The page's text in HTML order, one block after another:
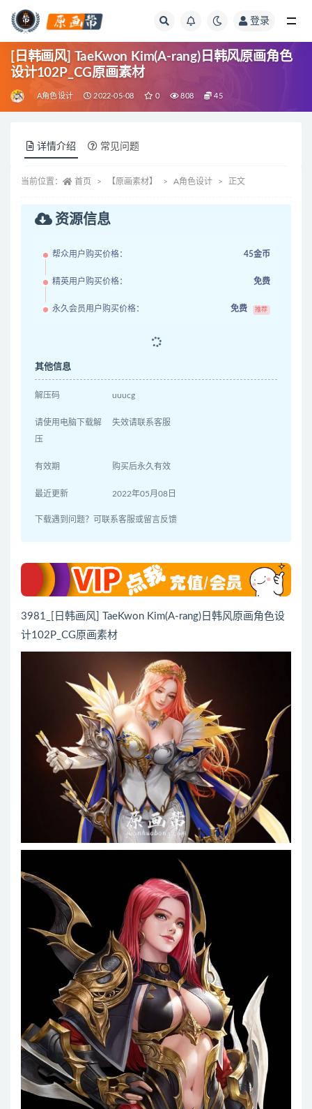
登录
[日韩画风] TaeKwon Kim(A-rang)日韩风原画角色
设计102P_CG原画素材
A角色设计 2022-05-08 0 808 45
详情介绍 常见问题
当前位置： 首页 【原画素材】 A角色设计 正文
资源信息
帮众用户购买价格： 45金币
精英用户购买价格： 免费
永久会员用户购买价格： 免费 推荐
其他信息
解压码 uuucg
请使用电脑下载解
压
失效请联系客服
有效期 购买后永久有效
最近更新 2022年05月08日
下载遇到问题？可联系客服或留言反馈
3981_[日韩画风] TaeKwon Kim(A-rang)日韩风原画角色设
计102P_CG原画素材